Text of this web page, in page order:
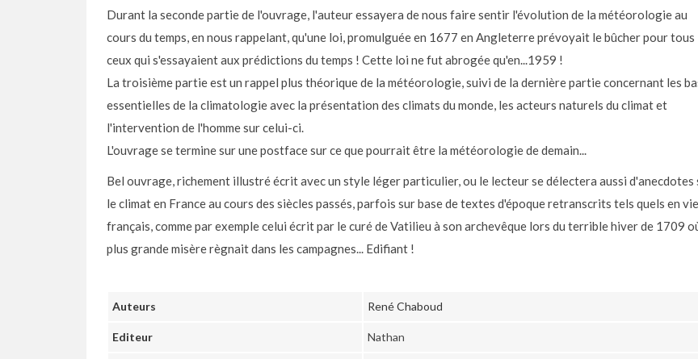
Durant la seconde partie de l'ouvrage, l'auteur essayera de nous faire sentir l'évolution de la météorologie au
cours du temps, en nous rappelant, qu'une loi, promulguée en 1677 en Angleterre prévoyait le bûcher pour tous
ceux qui s'essayaient aux prédictions du temps ! Cette loi ne fut abrogée qu'en...1959 !
La troisième partie est un rappel plus théorique de la météorologie, suivi de la dernière partie concernant les
essentielles de la climatologie avec la présentation des climats du monde, les acteurs naturels du climat et
l'intervention de l'homme sur celui-ci.
L'ouvrage se termine sur une postface sur ce que pourrait être la météorologie de demain...
Bel ouvrage, richement illustré écrit avec un style léger particulier, ou le lecteur se délectera aussi d'anecdotes
le climat en France au cours des siècles passés, parfois sur base de textes d'époque retranscrits tels quels en
français, comme par exemple celui écrit par le curé de Vatilieu à son archevêque lors du terrible hiver de 1709
plus grande misère règnait dans les campagnes... Edifiant !
Auteurs René Chaboud
Editeur Nathan